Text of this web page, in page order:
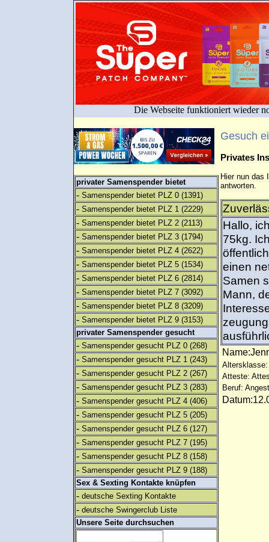
Die Webseite funktioniert wieder
privater Samenspender bietet
- Samenspender bietet PLZ 0 (1391)
- Samenspender bietet PLZ 1 (2229)
- Samenspender bietet PLZ 2 (2113)
- Samenspender bietet PLZ 3 (1794)
- Samenspender bietet PLZ 4 (2622)
- Samenspender bietet PLZ 5 (1534)
- Samenspender bietet PLZ 6 (2814)
- Samenspender bietet PLZ 7 (3092)
- Samenspender bietet PLZ 8 (3209)
- Samenspender bietet PLZ 9 (3153)
privater Samenspender gesucht
- Samenspender gesucht PLZ 0 (268)
- Samenspender gesucht PLZ 1 (243)
- Samenspender gesucht PLZ 2 (267)
- Samenspender gesucht PLZ 3 (283)
- Samenspender gesucht PLZ 4 (406)
- Samenspender gesucht PLZ 5 (205)
- Samenspender gesucht PLZ 6 (127)
- Samenspender gesucht PLZ 7 (195)
- Samenspender gesucht PLZ 8 (158)
- Samenspender gesucht PLZ 9 (188)
Sex & Sexting Kontakte knüpfen
- deutsche Sexting Kontakte
- deutsche Swingerclub Liste
Unsere Seite durchsuchen
Gesuch
Privates
Hier nun das
antworten.
Hallo,
75kg.
einen
Samen
Mann,
Altersklasse:
Atteste:
Beruf: